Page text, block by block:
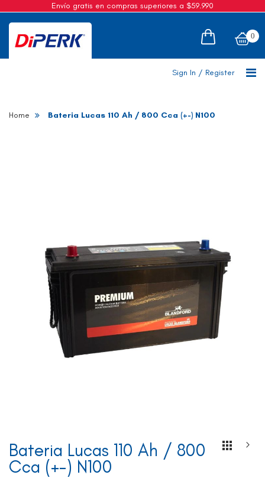
Envío gratis en compras superiores a $59.990
Cotizaciones
0
Sign In / Register
Home Bateria Lucas 110 Ah / 800 Cca (+-) N100
to
the
Bateria Lucas 110 Ah / 800
Cca (+-) N100